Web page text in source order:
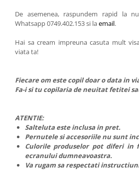
De asemenea, raspundem rapid la
Whatsapp 0749.402.153 si laemail.
Hai sa cream impreuna casuta mult
viata ta!
Fiecare om este copil doar o data in
Fa-i si tu copilaria de neuitat fetitei
ATENTIE:
Salteluta este inclusa in pret.
Pernutele si accesoriile nu sunt
Culorile produselor pot diferi in
ecranului dumneavoastra.
Va rugam sa respectati